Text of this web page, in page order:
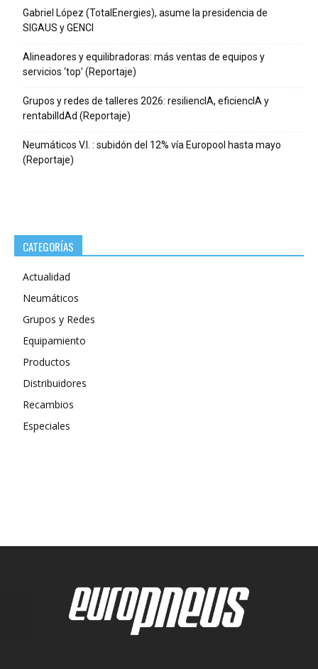
Gabriel López (TotalEnergies), asume la presidencia de
SIGAUS y GENCI
Alineadores y equilibradoras: más ventas de equipos y
servicios ‘top’ (Reportaje)
Grupos y redes de talleres 2026: resiliencIA, eficiencIA y
rentabilIdAd (Reportaje)
Neumáticos V.I. : subidón del 12% vía Europool hasta mayo
(Reportaje)
CATEGORÍAS
Actualidad
Neumáticos
Grupos y Redes
Equipamiento
Productos
Distribuidores
Recambios
Especiales